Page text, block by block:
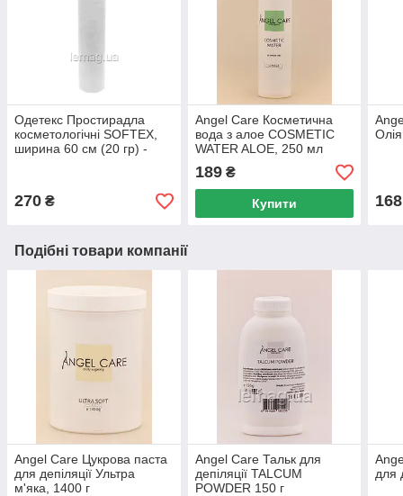
Одетекс Простирадла
косметологічні SOFTEX,
ширина 60 см (20 гр) -
270 ₴
Angel Care Косметична
вода з алое COSMETIC
WATER ALOE, 250 мл
189₴
Купити 168
Подібні товари компанії
Angel Care Цукрова паста
для депіляції Ультра
м'яка, 1400 г
Angel Care Тальк для
депіляції TALCUM
POWDER 150 г
для